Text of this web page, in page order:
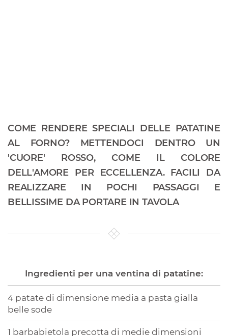
COME RENDERE SPECIALI DELLE PATATINE
AL FORNO? METTENDOCI DENTRO UN
'CUORE' ROSSO, COME IL COLORE
DELL'AMORE PER ECCELLENZA. FACILI DA
REALIZZARE IN POCHI PASSAGGI E
BELLISSIME DA PORTARE IN TAVOLA
Ingredienti per una ventina di patatine:
4 patate di dimensione media a pasta gialla
belle sode
1 barbabietola precotta di medie dimensioni